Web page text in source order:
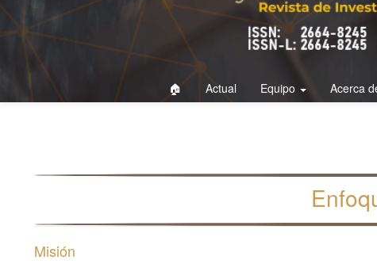
🏠 Actual Equipo Acerca
Misión